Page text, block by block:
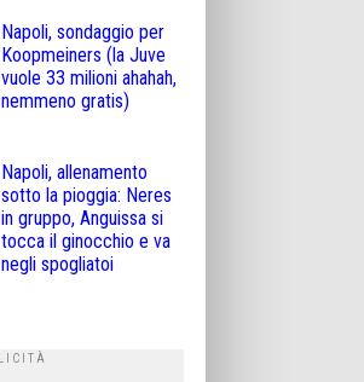
Napoli, sondaggio per
Koopmeiners (la Juve
vuole 33 milioni ahahah,
nemmeno gratis)
Napoli, allenamento
sotto la pioggia: Neres
in gruppo, Anguissa si
tocca il ginocchio e va
negli spogliatoi